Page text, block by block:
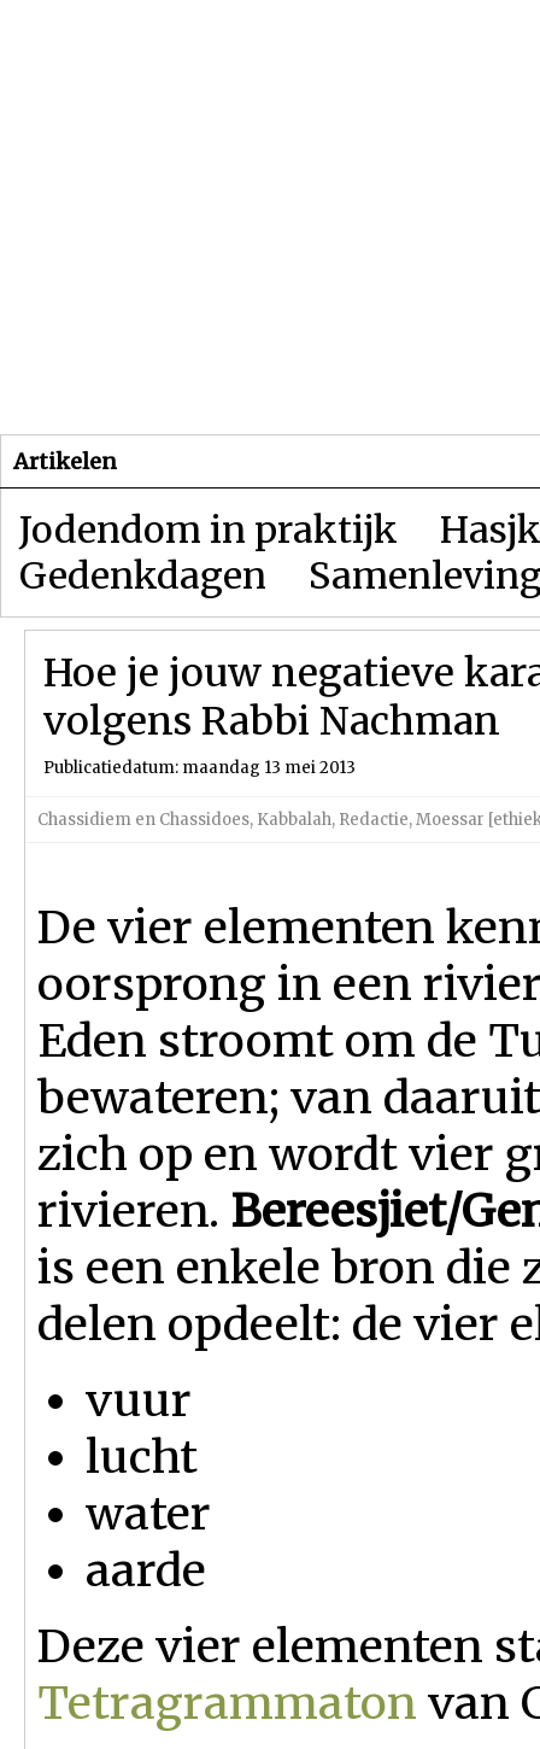
Artikelen
Jodendom in praktijk
Gedenkdagen
Hoe je jouw negatieve
volgens Rabbi Nachman
Publicatiedatum: maandag 13 mei 2013
Chassidiem en Chassidoes, Kabbalah, Redactie,Moessar
De vier elementen
oorsprong in een
Eden stroomt om de
bewateren; van
zich op en wordt vier
rivieren. Bereesjiet/
is een enkele bron die
delen opdeelt: de vier
vuur
lucht
water
aarde
Deze vier elementen
Tetragrammaton van